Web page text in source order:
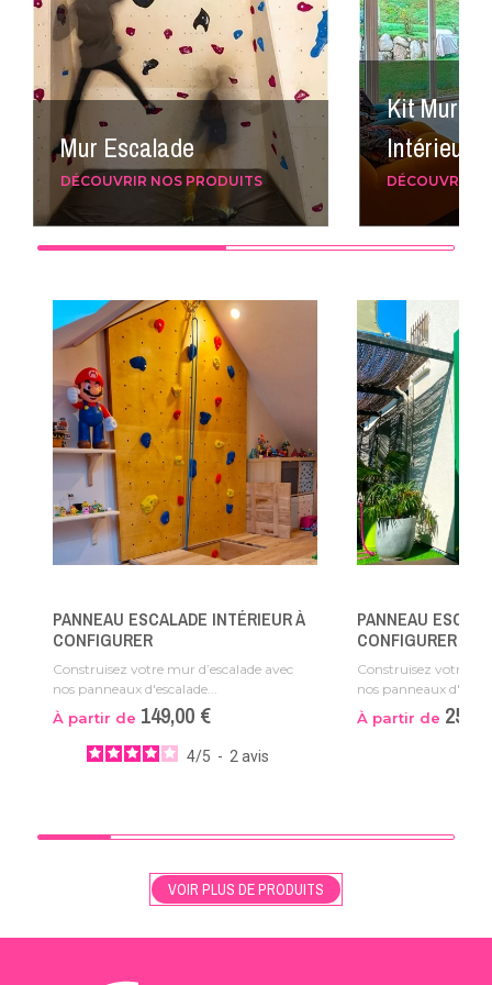
Mur Escalade
DÉCOUVRIR NOS PRODUITS
Kit Mur
Intérieur
DÉCOUVRIR
PANNEAU ESCALADE INTÉRIEUR À
CONFIGURER
Construisez votre mur d’escalade avec
nos panneaux d'escalade...
À partir de 149,00 €
4/5 - 2 avis
PANNEAU
CONFIGURER
Construisez votre
nos panneaux
À partir de
VOIR PLUS DE PRODUITS